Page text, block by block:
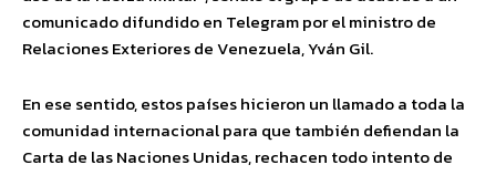
comunicado difundido en Telegram por el ministro de
Relaciones Exteriores de Venezuela, Yván Gil.
En ese sentido, estos países hicieron un llamado a toda la
comunidad internacional para que también defiendan la
Carta de las Naciones Unidas, rechacen todo intento de